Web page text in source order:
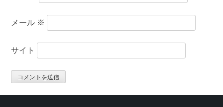
メール ※
サイト